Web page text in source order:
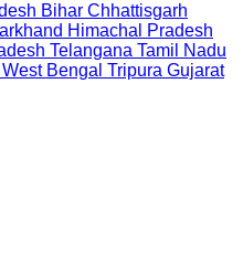
Bihar Chhattisgarh
Himachal Pradesh
Telangana Tamil Nadu
West Bengal Tripura Gujarat